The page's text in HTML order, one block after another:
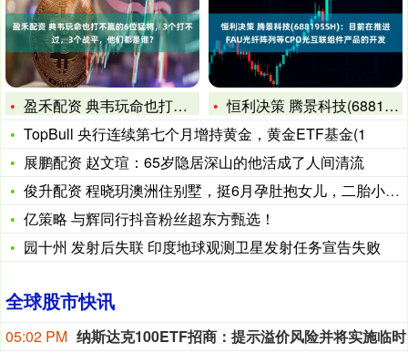
盈禾配资 典韦玩命也打不赢的6位猛将，3个打不过，3个战平，
恒利决策 腾景科技(688195SH)：目前在推进FAU光纤
TopBull 央行连续第七个月增持黄金，黄金ETF基金(1
展鹏配资 赵文瑄：65岁隐居深山的他活成了人间清流
俊升配资 程晓玥澳洲住别墅，挺6月孕肚抱女儿，二胎小衣服选蓝
亿策略 与辉同行抖音粉丝超东方甄选！
园十州 发射后失联 印度地球观测卫星发射任务宣告失败
全球股市快讯
05:02 PM
纳斯